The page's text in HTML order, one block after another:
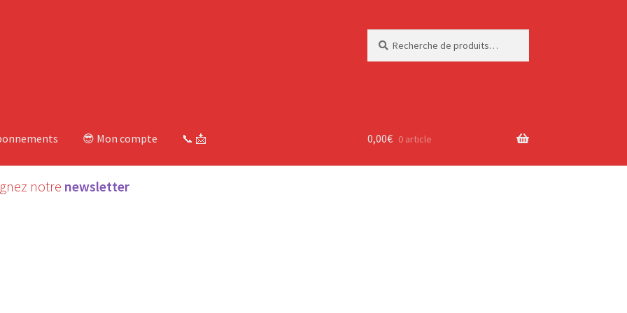
pour :
😎 Mon compte 📞 📩 0,00€ 0 article
notre newsletter